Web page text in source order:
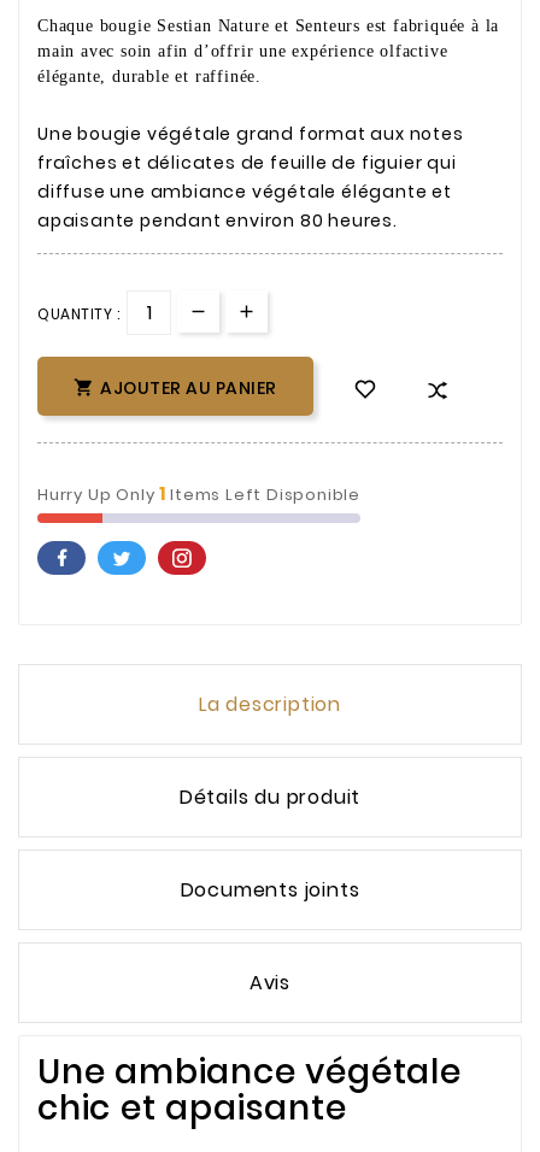
Chaque bougie Sestian Nature et Senteurs est fabriquée à la
main avec soin afin d’offrir une expérience olfactive
élégante, durable et raffinée.
Une bougie végétale grand format aux notes
fraîches et délicates de feuille de figuier qui
diffuse une ambiance végétale élégante et
apaisante pendant environ 80 heures.
QUANTITY :
 AJOUTER AU PANIER
Hurry Up Only1Items Left Disponible
La description
Détails du produit
Documents joints
Avis
Une ambiance végétale
chic et apaisante